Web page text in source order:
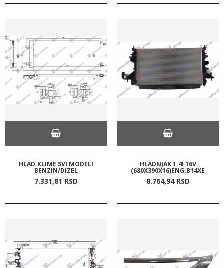
HLAD.KLIME SVI MODELI
BENZIN/DIZEL
7.331,81 RSD
HLADNJAK 1.4I 16V
(680X390X16)ENG.B14XE
8.764,94 RSD